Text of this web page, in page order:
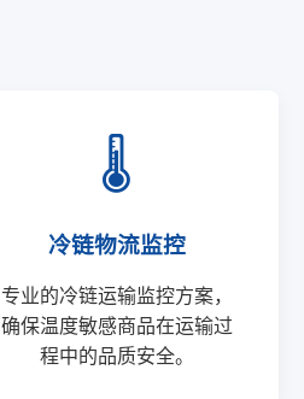
🌡️
冷链物流监控
专业的冷链运输监控方案，
确保温度敏感商品在运输过
程中的品质安全。